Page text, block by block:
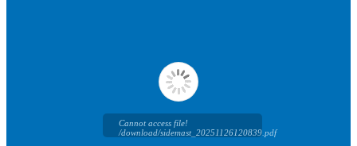
Cannot access file!
/download/sidemast_20251126120839.pdf